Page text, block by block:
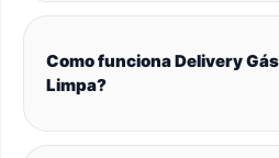
Como funciona Delivery
Limpa?